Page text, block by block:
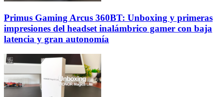
Primus Gaming Arcus 360BT: Unboxing y primeras
impresiones del headset inalámbrico gamer con baja
latencia y gran autonomía